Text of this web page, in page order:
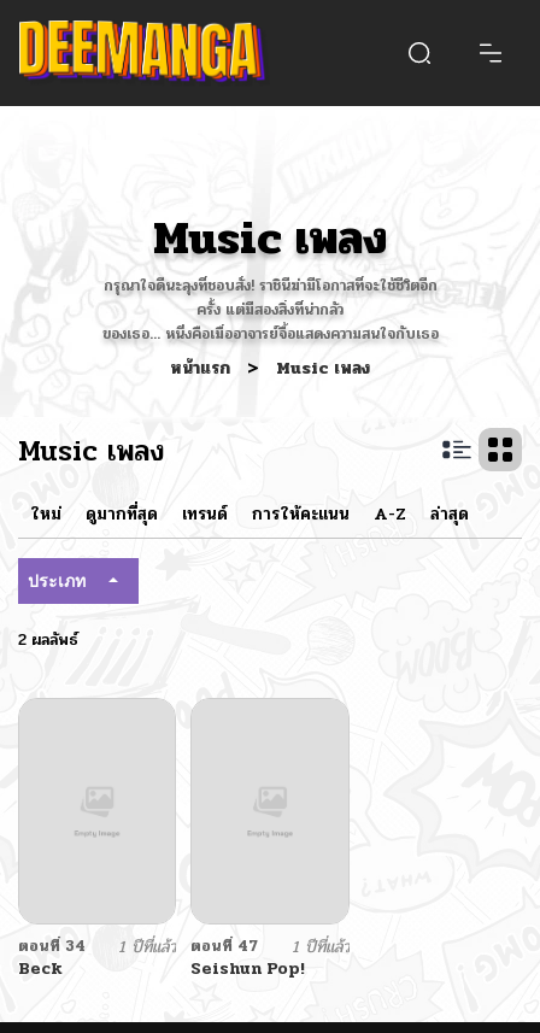
Music เพลง
กรุณาใจดีนะลุงที่ชอบสั่ง! ราชินีฆ่ามีโอกาสที่จะใช้ชีวิตอีก
ครั้ง แต่มีสองสิ่งที่น่ากลัว
ของเธอ... หนึ่งคือเมื่ออาจารย์จื้อแสดงความสนใจกับเธอ
หน้าแรก > Music เพลง
Music เพลง
ใหม่ ดูมากที่สุด เทรนด์ การให้คะแนน A-Z ล่าสุด
ประเภท
2 ผลลัพธ์
ตอนที่ 34
1 ปีที่แล้ว
Beck
ตอนที่ 47
1 ปีที่แล้ว
Seishun Pop!